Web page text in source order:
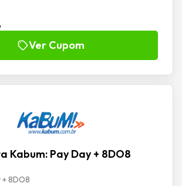
Ver Cupom
Kabum: Pay Day + 8DO8
+ 8DO8